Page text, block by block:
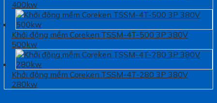
400kw
Khởi động mềm Coreken TSSM-4T-500 3P 380V
500kw
Khởi động mềm Coreken TSSM-4T-280 3P 380V
280kw